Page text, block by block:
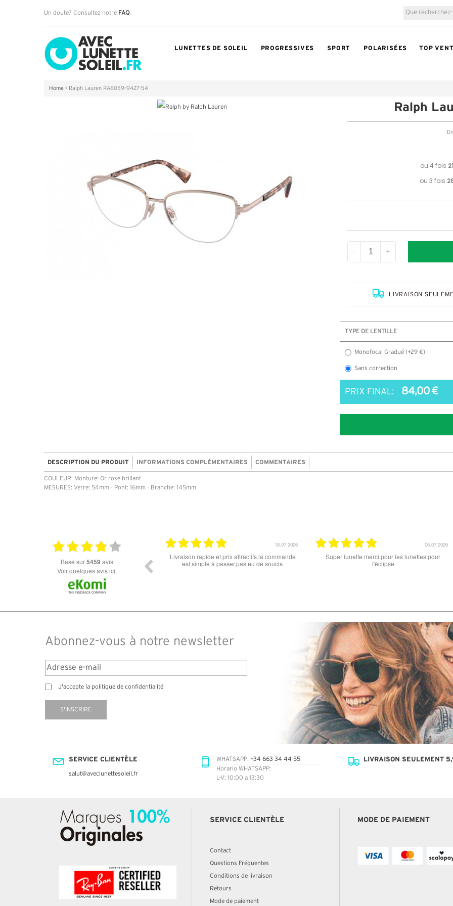
Un doute? Consultez notre FAQ.
LUNETTES DE SOLEIL PROGRESSIVES SPORT POLARISÉES TOP
Home > Ralph Lauren RA6059-9427-54
Ralph
- +
LIVRAISON
TYPE DE LENTILLE
Monofocal Gradué (+29 €)
Sans correction
PRIX FINAL: 84,00 €
DESCRIPTION DU PRODUIT INFORMATIONS COMPLÉMENTAIRES COMMENTAIRES
COULEUR: Monture: Or rose brillant
MESURES: Verre: 54mm - Pont: 16mm - Branche: 145mm
basé sur5459 avis
Voir quelques avis ici.
dans les types de lunettes. Attention: les stocks
des différents produits ne sont pas à jour. J'ai
commandé des lunettes Nike disponible sous 7 à
14 jours. J'ai reçu sous 3 jours. Attention aux avis
truspilot qui reflètent pas le site
15.06.2026
tout est parfait , que ce soit le produit commandé
ou la livraison . merci
12.06.2026
super les lunettes, très cool, merci
Abonnez-vous à notre newsletter
J'accepte la politique de confidentialité
S'INSCRIRE
SERVICE CLIENTÈLE
salut@aveclunettesoleil.fr
WHATSAPP: +34 663 34 44 55
Horario WHATSAPP:
L-V: 10:00 a 13:30
LIVRAISON SEULEMENT
SERVICE CLIENTÈLE
Contact
Questions Fréquentes
Conditions de livraison
Retours
Mode de paiement
MODE DE PAIEMENT